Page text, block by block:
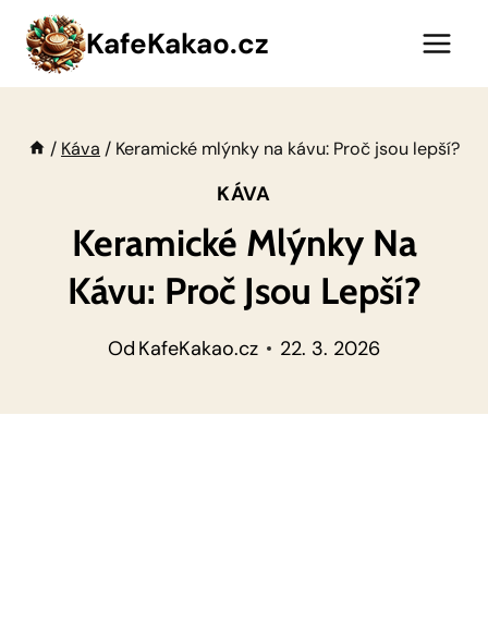
Přeskočit
obsah
KafeKakao.cz
/ Káva / Keramické mlýnky na kávu: Proč jsou lepší?
KÁVA
Keramické Mlýnky Na
Kávu: Proč Jsou Lepší?
Od KafeKakao.cz 22. 3. 2026